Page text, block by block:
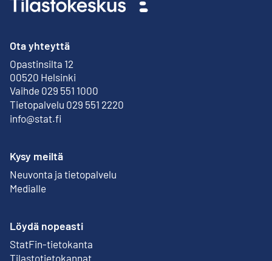
Ota yhteyttä
Opastinsilta 12
00520 Helsinki
Ulkoinen linkki
Vaihde 029 551 1000
Tietopalvelu 029 551 2220
info@stat.fi
Kysy meiltä
Neuvonta ja tietopalvelu
Medialle
Löydä nopeasti
StatFin-tietokanta
Ulkoinen linkki
Tilastotietokannat